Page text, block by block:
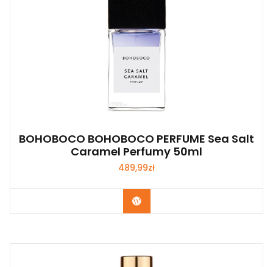
BOHOBOCO BOHOBOCO PERFUME Sea Salt
Caramel Perfumy 50ml
489,99zł
Zobacz